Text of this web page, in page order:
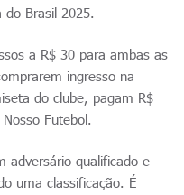
Brasil 2025.
a R$ 30 para ambas as
ingresso na
do clube, pagam R$
Futebol.
adversário qualificado e
uma classificação. É